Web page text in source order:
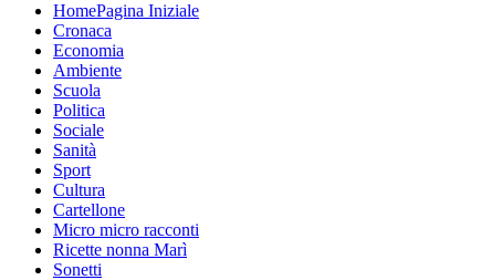
HomePagina Iniziale
Cronaca
Economia
Ambiente
Scuola
Politica
Sociale
Sanità
Sport
Cultura
Cartellone
Micro micro racconti
Ricette nonna Marì
Sonetti